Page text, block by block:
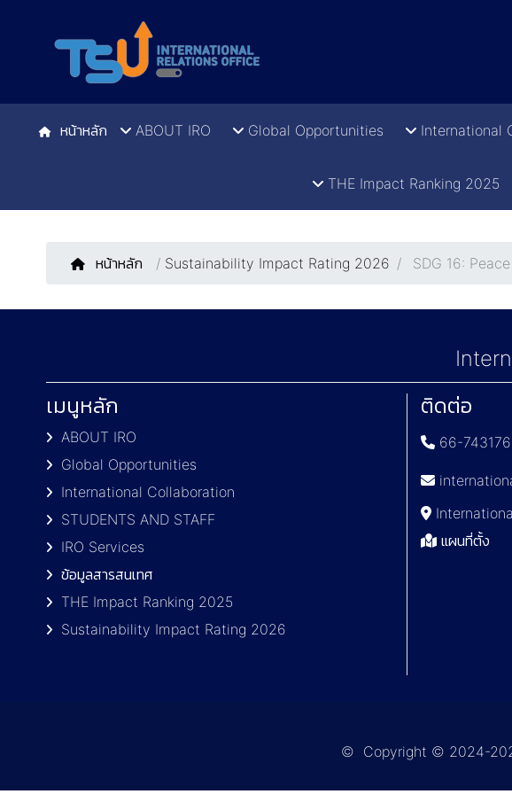
หน้าหลัก ABOUT IRO Global Opportunities International
THE Impact Ranking 2025
หน้าหลัก / Sustainability Impact Rating 2026 SDG 16:
เมนูหลัก
ABOUT IRO
Global Opportunities
International Collaboration
STUDENTS AND STAFF
IRO Services
ข้อมูลสารสนเทศ
THE Impact Ranking 2025
Sustainability Impact Rating 2026
ติดต่อ
66-
แผนที่ตั้ง
© Copyright © 2024-